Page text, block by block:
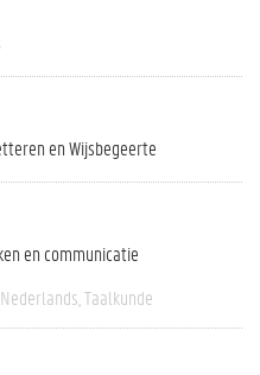
en Wijsbegeerte
en communicatie
Nederlands Taalkunde